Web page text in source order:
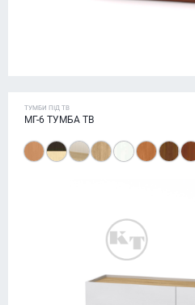
ТУМБИ ПІД ТВ
МГ-6 ТУМБА ТВ